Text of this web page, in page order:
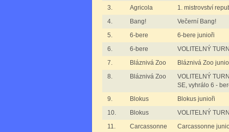
3.
Agricola
1. mistrovství
4.
Bang!
Večerní Bang!
5.
6-bere
6-bere junioři
6.
6-bere
VOLITELNÝ
7.
Bláznivá Zoo
Bláznivá Zoo
8.
Bláznivá Zoo
VOLITELNÝ
SE, vyhrálo 6 -
9.
Blokus
Blokus junioři
10.
Blokus
VOLITELNÝ
11.
Carcassonne
Carcassonne